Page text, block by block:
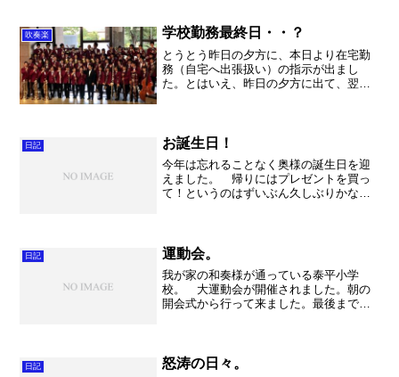
ら、色々とご迷惑をおかけい...
吹奏楽 学校勤務最終日・・？
とうとう昨日の夕方に、本日より在宅勤
務（自宅へ出張扱い）の指示が出まし
た。とはいえ、昨日の夕方に出て、翌日
そして新たに、指揮法につい...
日記 お誕生日！
今年は忘れることなく奥様の誕生日を迎
えました。 帰りにはプレゼントを買っ
て！というのはずいぶん久しぶりかな
らね。いつまでも元気で参り...
日記 運動会。
我が家の和奏様が通っている泰平小学
校。 大運動会が開催されました。朝の
開会式から行って来ました。最後まで長
正面で大活躍。いや～素晴...
日記 怒涛の日々。